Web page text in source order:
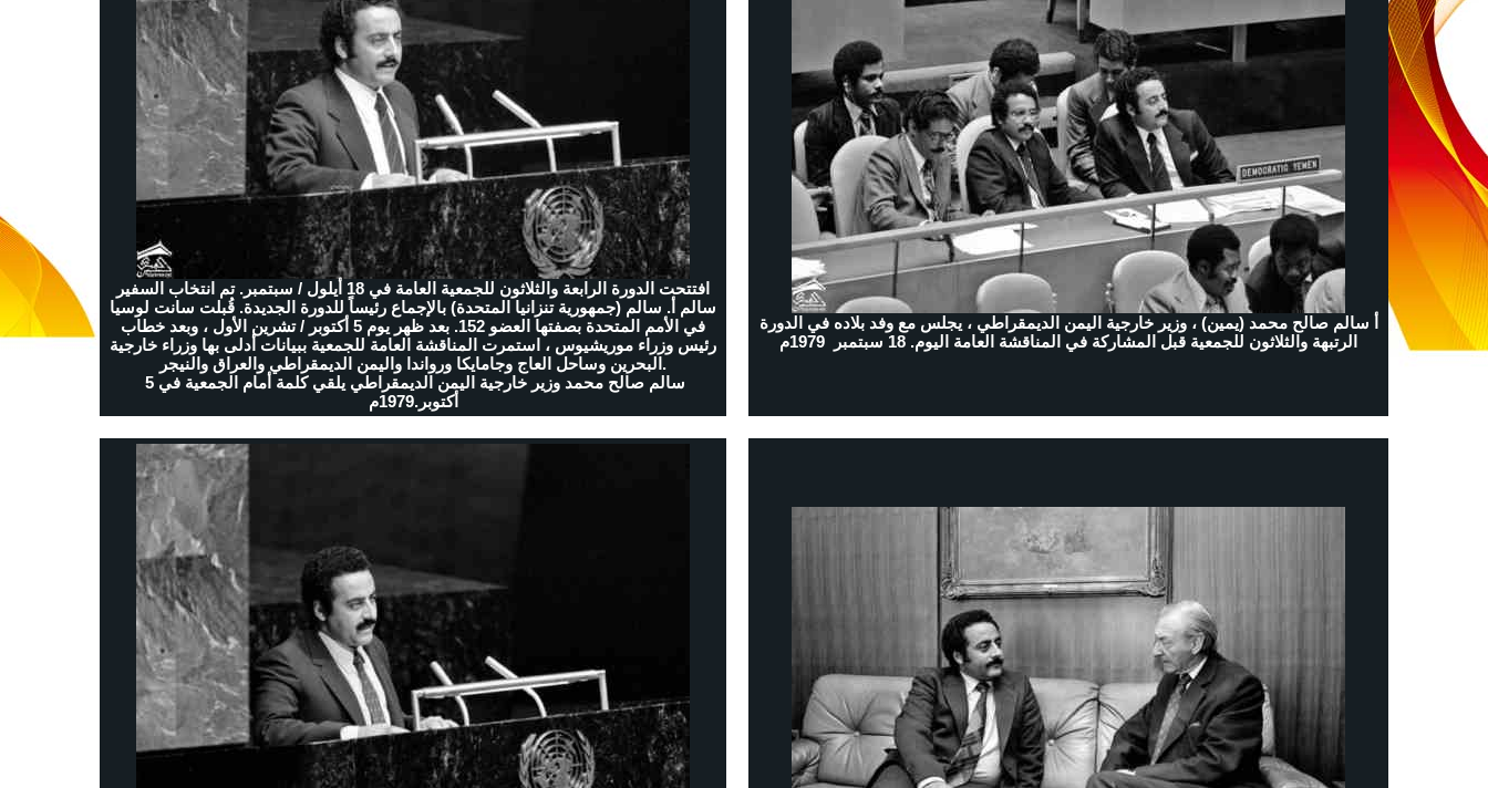
افتتحت الدورة الرابعة والثلاثون للجمعية العامة في 18 أيلول / سبتمبر. تم انتخاب السفير
سالم أ. سالم (جمهورية تنزانيا المتحدة) بالإجماع رئيساً للدورة الجديدة. قُبلت سانت لوسيا
في الأمم المتحدة بصفتها العضو 152. بعد ظهر يوم 5 أكتوبر / تشرين الأول ، وبعد خطاب
رئيس وزراء موريشيوس ، استمرت المناقشة العامة للجمعية ببيانات أدلى بها وزراء خارجية
البحرين وساحل العاج وجامايكا ورواندا واليمن الديمقراطي والعراق والنيجر.
أكتوبر.1979م
أ سالم صالح محمد (يمين) ، وزير خارجية اليمن الديمقراطي ، يجلس مع وفد بلاده في الدورة
الرتبهة والثلاثون للجمعية قبل المشاركة في المناقشة العامة اليوم. 18 سبتمبر 1979م